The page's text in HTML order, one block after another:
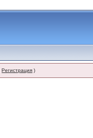
Регистрация )